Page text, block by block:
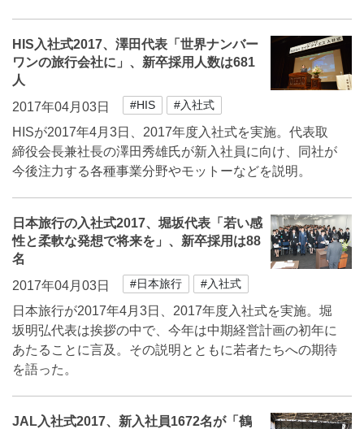
HIS入社式2017、澤田代表「世界ナンバー
ワンの旅⾏会社に」、新卒採用人数は681
人
2017年04月03日
#HIS #入社式
HISが2017年4月3日、2017年度入社式を実施。代表取
締役会⻑兼社⻑の澤田秀雄氏が新入社員に向け、同社が
今後注力する各種事業分野やモットーなどを説明。
日本旅行の入社式2017、堀坂代表「若い感
性と柔軟な発想で将来を」、新卒採用は88
名
2017年04月03日
#日本旅行 #入社式
日本旅行が2017年4月3日、2017年度入社式を実施。堀
坂明弘代表は挨拶の中で、今年は中期経営計画の初年に
あたることに言及。その説明とともに若者たちへの期待
を語った。
JAL入社式2017、新入社員1672名が「鶴